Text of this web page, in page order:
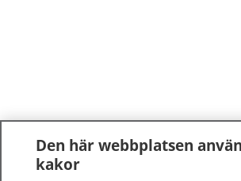
Den här webbplatsen
kakor